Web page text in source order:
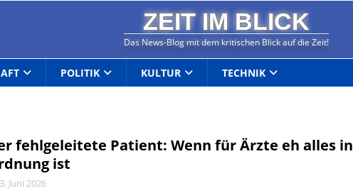
ZEIT IM BLICK
Das News-Blog mit dem kritischen Blick auf die Zeit!
POLITIK KULTUR TECHNIK
fehlgeleitete Patient: Wenn für Ärzte eh alles in
ist
3. Juni 2026